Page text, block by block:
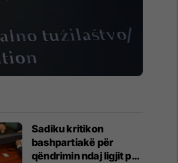
Sadiku kritikon
bashpartiakë për
qëndrimin ndaj ligjit për